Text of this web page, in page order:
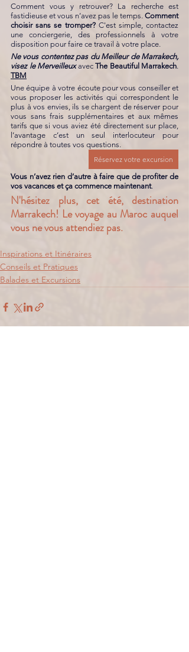
Comment vous y retrouver? La recherche est
fastidieuse et vous n’avez pas le temps. Comment
choisir sans se tromper? C'est simple, contactez
une conciergerie, des professionnels à votre
disposition pour faire ce travail à votre place.
Ne vous contentez pas du Meilleur de Marrakech,
visez le Merveilleux avec The Beautiful Marrakech
TBM
Une équipe à votre écoute pour vous conseiller et
vous proposer les activités qui correspondent le
plus à vos envies, ils se chargent de réserver pour
vous sans frais supplémentaires et aux mêmes
tarifs que si vous aviez été directement sur place,
l’avantage c’est un seul interlocuteur pour
répondre à toutes vos questions.
Réservez votre excursion
Vous n’avez rien d’autre à faire que de profiter de
vos vacances et ça commence maintenant.
N'hésitez plus, cet été, destination
Marrakech! Le voyage au Maroc auquel
vous ne vous attendiez pas.
Inspirations et Itinéraires
Conseils et Pratiques
Balades et Excursions